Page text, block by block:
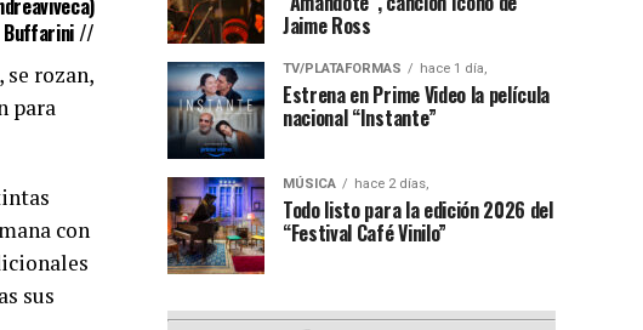
)
Buffarini //
rozan,
para
con
sus
Jaime Ross
TV/PLATAFORMAS hace 1 día,
Estrena en Prime Video la película
nacional “Instante”
MÚSICA hace 2 días,
Todo listo para la edición 2026 del
“Festival Café Vinilo”